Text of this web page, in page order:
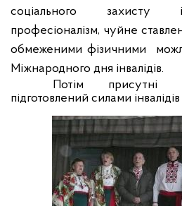
соціального захисту
професіоналізм, чуйне
обмеженими фізичними
Міжнародного дня інвалідів.
Потім присутні
підготовлений силами